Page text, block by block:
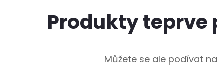
Produkty
Můžete se ale podívat